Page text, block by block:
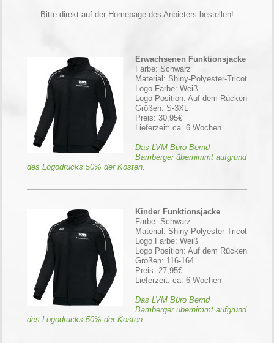
Bitte direkt auf der Homepage des Anbieters bestellen!
Erwachsenen Funktionsjacke
Farbe: Schwarz
Material: Shiny-Polyester-Tricot
Logo Farbe: Weiß
Logo Position: Auf dem Rücken
Größen: S-3XL
Preis: 30,95€
Lieferzeit: ca. 6 Wochen
Das LVM Büro Bernd
Bamberger übernimmt aufgrund
des Logodrucks 50% der Kosten.
Kinder Funktionsjacke
Farbe: Schwarz
Material: Shiny-Polyester-Tricot
Logo Farbe: Weiß
Logo Position: Auf dem Rücken
Größen: 116-164
Preis: 27,95€
Lieferzeit: ca. 6 Wochen
Das LVM Büro Bernd
Bamberger übernimmt aufgrund
des Logodrucks 50% der Kosten.